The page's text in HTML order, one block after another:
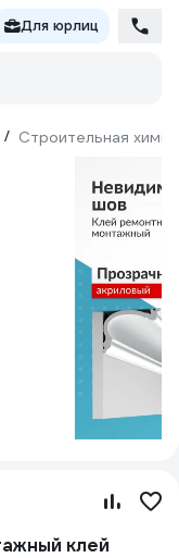
Для юрлиц
/ Строительная химия
клей